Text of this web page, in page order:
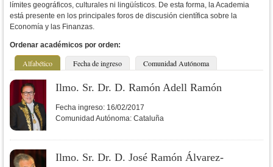
límites geográficos, culturales ni lingüísticos. De esta forma, la Academia
está presente en los principales foros de discusión científica sobre la
Economía y las Finanzas.
Ordenar académicos por orden:
Alfabético Fecha de ingreso Comunidad Autónoma
Ilmo. Sr. Dr. D. Ramón Adell Ramón
Fecha ingreso: 16/02/2017
Comunidad Autónoma: Cataluña
Ilmo. Sr. Dr. D. José Ramón Álvarez-